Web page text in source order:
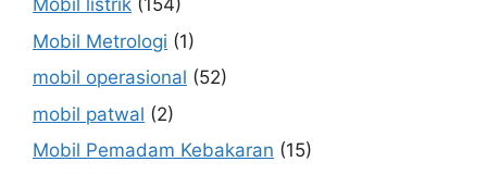
Mobil listrik (154)
Mobil Metrologi (1)
mobil operasional (52)
mobil patwal (2)
Mobil Pemadam Kebakaran (15)